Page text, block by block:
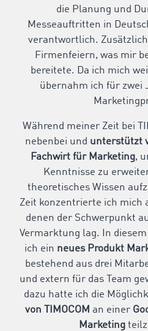
die Planung und
Messeauftritten in
verantwortlich.
Firmenfeiern, was mir
bereitete. Da ich mich
übernahm ich für zwei
Während meiner Zeit bei
nebenbei und unterstützt
Fachwirt für Marketing,
Kenntnisse zu
theoretisches Wissen
Zeit konzentrierte ich mich
denen der Schwerpunkt
Vermarktung lag. In
ich ein neues Produkt
bestehend aus drei
und extern für das Team
dazu hatte ich die
von TIMOCOM an einer
Marketing